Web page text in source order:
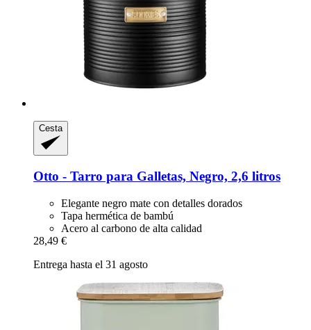
Cesta
Otto -​ Tarro para Galletas, Negro, 2,6 litros
Elegante negro mate con detalles dorados
Tapa hermética de bambú
Acero al carbono de alta calidad
28,49 €
Entrega hasta el 31 agosto